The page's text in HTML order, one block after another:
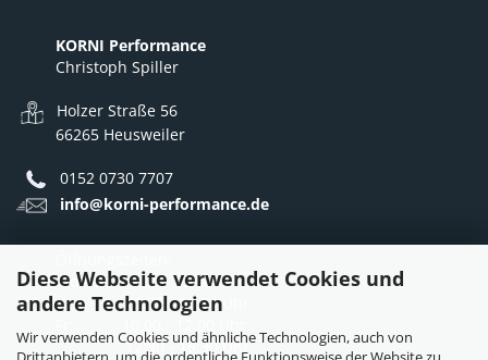
Diese Webseite verwendet Cookies und
andere Technologien
Wir verwenden Cookies und ähnliche Technologien, auch von
KORNI Performance
Christoph Spiller
Holzer Straße 56
66265 Heusweiler
0152 0730 7707
info@korni-performance.de
Mo - Do: 10:00 - 12:00 Uhr
12:30 - 16:30 Uhr
12:30 - 15:30 Uhr